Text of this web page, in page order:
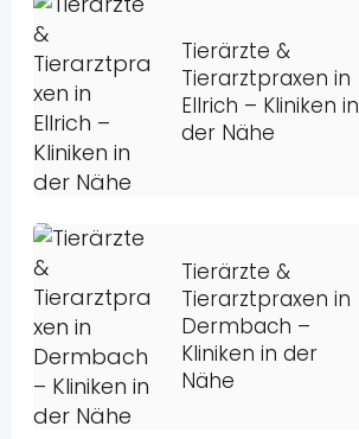
Tierärzte &
Tierarztpraxen in
Ellrich – Kliniken in
der Nähe
Tierärzte &
Tierarztpraxen in
Dermbach –
Kliniken in der
Nähe